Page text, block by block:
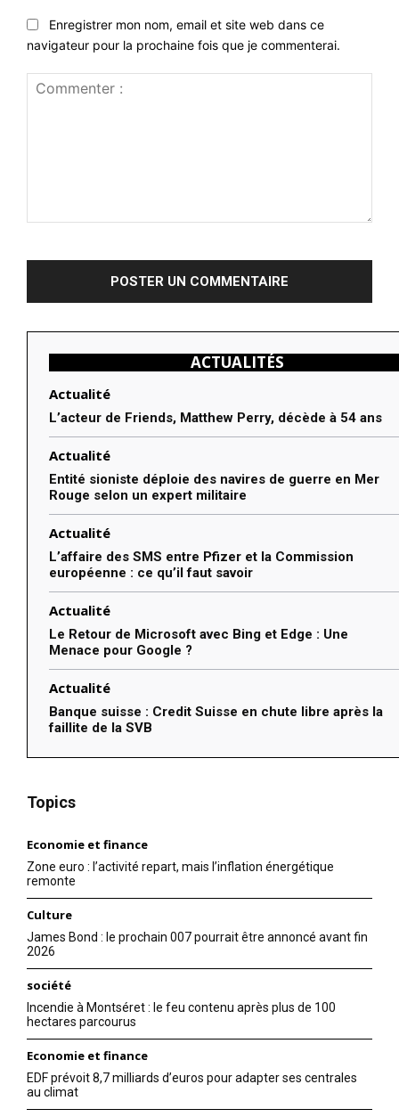
Enregistrer mon nom, email et site web dans ce
navigateur pour la prochaine fois que je commenterai.
ACTUALITÉS
Actualité
L’acteur de Friends, Matthew Perry, décède à 54 ans
Actualité
Entité sioniste déploie des navires de guerre en Mer
Rouge selon un expert militaire
Actualité
L’affaire des SMS entre Pfizer et la Commission
européenne : ce qu’il faut savoir
Actualité
Le Retour de Microsoft avec Bing et Edge : Une
Menace pour Google ?
Actualité
Banque suisse : Credit Suisse en chute libre après la
faillite de la SVB
Topics
Economie et finance
Zone euro : l’activité repart, mais l’inflation énergétique
remonte
Culture
James Bond : le prochain 007 pourrait être annoncé avant fin
2026
société
Incendie à Montséret : le feu contenu après plus de 100
hectares parcourus
Economie et finance
EDF prévoit 8,7 milliards d’euros pour adapter ses centrales
au climat